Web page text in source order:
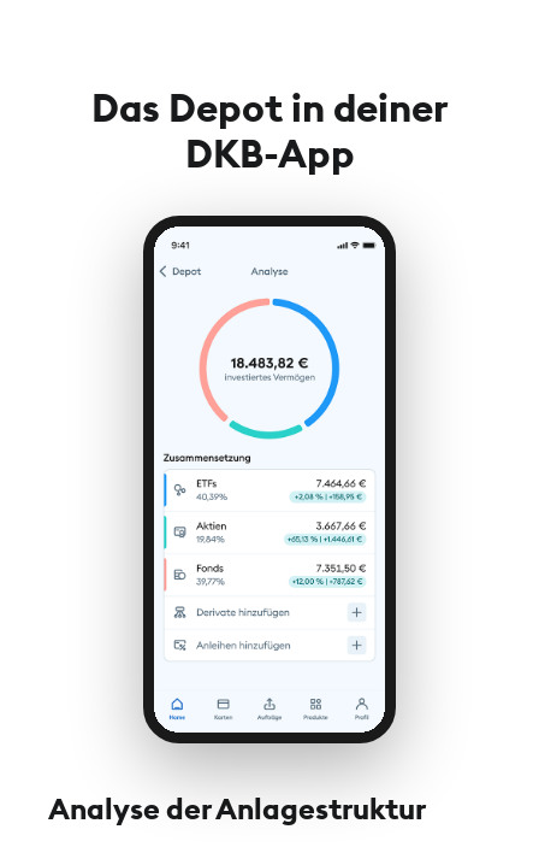
Das Depot in deiner
DKB-App
Analyse der Anlagestruktur